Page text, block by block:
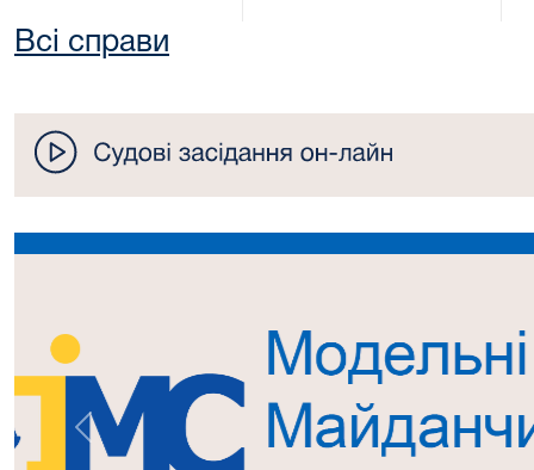
Всі справи
Попередній